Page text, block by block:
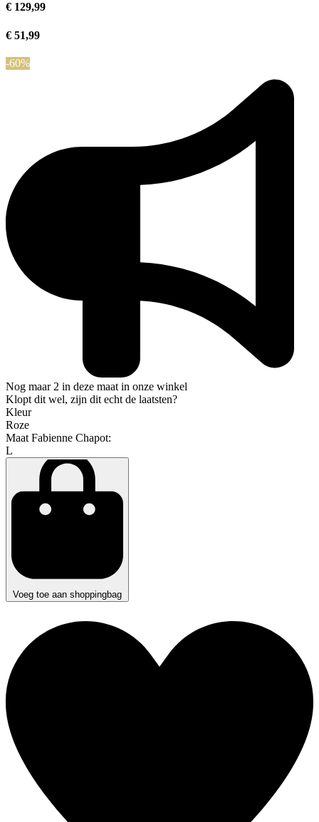
€ 129,99
€ 51,99
-60%
Nog maar 2 in deze maat in onze winkel
Klopt dit wel, zijn dit echt de laatsten?
Kleur
Roze
Maat Fabienne Chapot:
L
Voeg toe aan shoppingbag